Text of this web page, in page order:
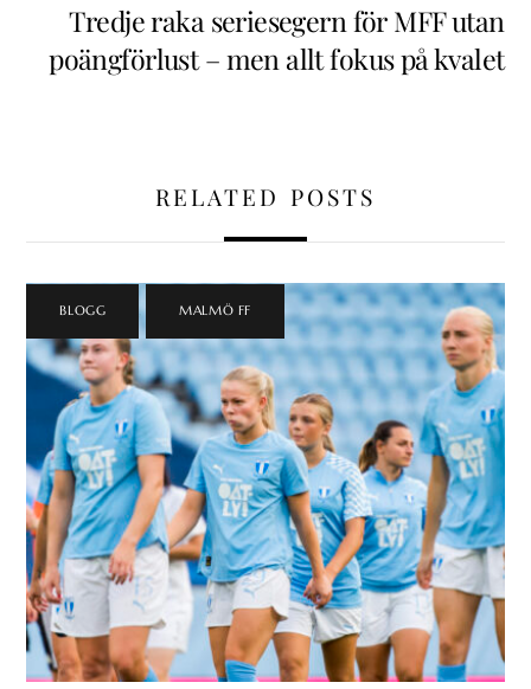
Tredje raka seriesegern för MFF utan
poängförlust – men allt fokus på kvalet
RELATED POSTS
BLOGG , MALMÖ FF